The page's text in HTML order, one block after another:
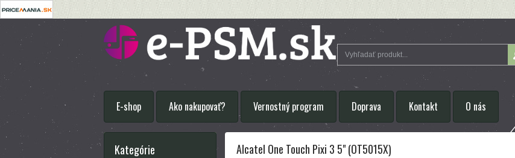
E-shop Ako nakupovať? Vernostný program Doprava Kontakt O nás
Kategórie Alcatel One Touch Pixi 3 5" (OT5015X)